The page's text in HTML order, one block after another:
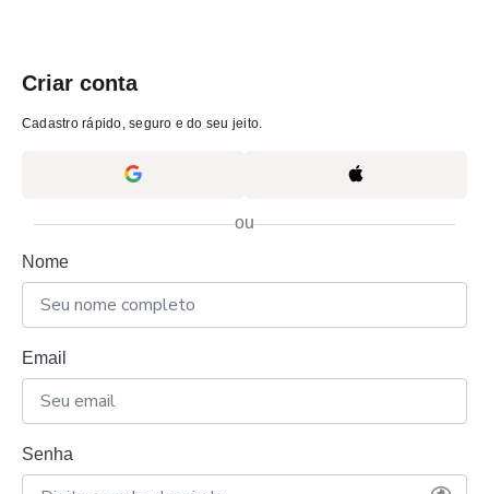
Criar conta
Cadastro rápido, seguro e do seu jeito.
ou
Nome
Email
Senha